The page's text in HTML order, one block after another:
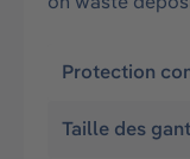
Protection
Taille des